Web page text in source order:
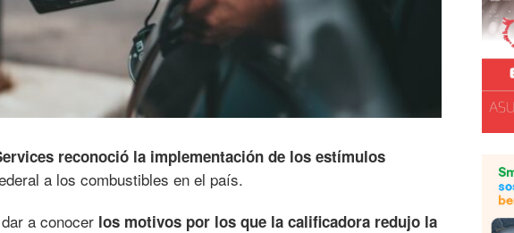
reconoció la implementación de los estímulos
a los combustibles en el país.
a conocer los motivos por los que la calificadora redujo la